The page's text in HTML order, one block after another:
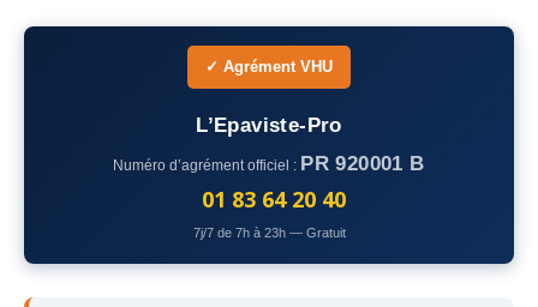
Rachatvoiture accidentée
– Seine-et-Marne
– Yvelines
92– Hauts-de-Seine
✓ Agrément VHU
L’Epaviste-Pro
Numéro d’agrément officiel : PR 920001 B
01 83 64 20 40
7j/7 de 7h à 23h — Gratuit